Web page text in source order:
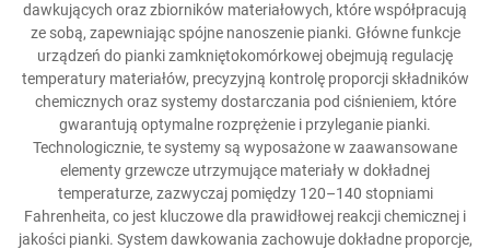
dawkujących oraz zbiorników materiałowych, które współpracują
ze sobą, zapewniając spójne nanoszenie pianki. Główne funkcje
urządzeń do pianki zamkniętokomórkowej obejmują regulację
temperatury materiałów, precyzyjną kontrolę proporcji składników
chemicznych oraz systemy dostarczania pod ciśnieniem, które
gwarantują optymalne rozprężenie i przyleganie pianki.
Technologicznie, te systemy są wyposażone w zaawansowane
elementy grzewcze utrzymujące materiały w dokładnej
temperaturze, zazwyczaj pomiędzy 120–140 stopniami
Fahrenheita, co jest kluczowe dla prawidłowej reakcji chemicznej i
jakości pianki. System dawkowania zachowuje dokładne proporcje,